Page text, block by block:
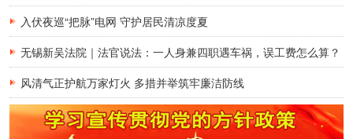
入伏夜巡“把脉”电网 守护居民清凉度夏
无锡新吴法院｜法官说法：一人身兼四职遇车祸，误工费怎么算？
风清气正护航万家灯火 多措并举筑牢廉洁防线